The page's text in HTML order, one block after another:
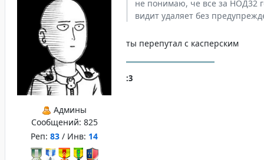
Админы
Сообщений: 825
Реп: 83 / Инв: 14
не понимаю, че все за НОД32
видит удаляет без
ты перепутал с касперским
:3